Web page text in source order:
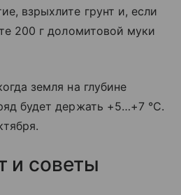
взрыхлите грунт и, если
200 г доломитовой муки
земля на глубине
будет держать +5…+7 °C.
и советы